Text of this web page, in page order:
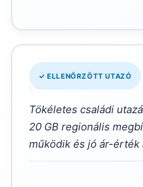
✓ ELLENŐRZÖTT UTAZÓ
„
Tökéletes családi
20 GB regionális
működik és jó ár-érték